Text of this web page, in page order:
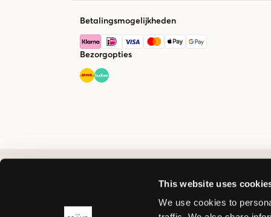
This website uses
We use cookies to
Betalingsmogelijkheden
Bezorgopties